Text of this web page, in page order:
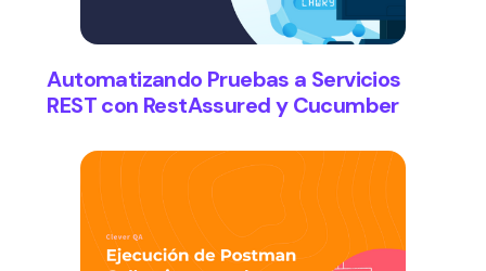
Automatizando Pruebas a Servicios
REST con RestAssured y Cucumber